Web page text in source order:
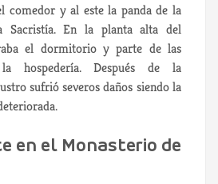
comedor y al este la panda de la
Sacristía. En la planta alta del
el dormitorio y parte de las
hospedería. Después de la
sufrió severos daños siendo la
en el Monasterio de